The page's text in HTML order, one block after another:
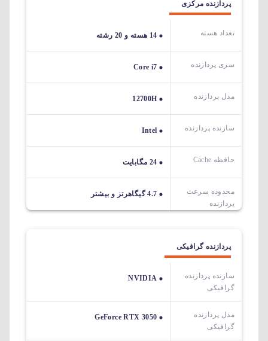
پردازنده مرکزی
تعداد هسته 14 هسته و 20 رشته
سری پردازنده Core i7
مدل پردازنده 12700H
سازنده پردازنده Intel
حافظه Cache 24 مگابایت
محدوده سرعت
پردازنده
4.7 گیگاهرتز و بیشتر
پردازنده گرافیکی
سازنده پردازنده
گرافیکی
NVIDIA
مدل پردازنده
گرافیکی
GeForce RTX 3050